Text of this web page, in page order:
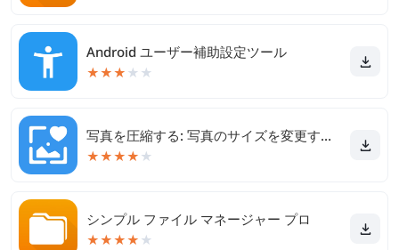
Android ユーザー補助設定ツール
★★★ ★ ★
写真を圧縮する: 写真のサイズを変更する & 写真の切り抜き
★★★★ ★
シンプル ファイル マネージャー プロ
★★★★ ★